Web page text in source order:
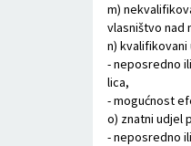
m)
vlasništvo nad
n)
- neposredno
lica,
- mogućnost
o) znatni udjel
- neposredno